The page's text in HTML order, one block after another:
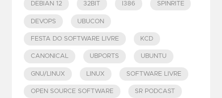
DEBIAN 12 32BIT I386 SPINRITE
DEVOPS UBUCON
FESTA DO SOFTWARE LIVRE KCD
CANONICAL UBPORTS UBUNTU
GNU/LINUX LINUX SOFTWARE LIVRE
OPEN SOURCE SOFTWARE SR PODCAST